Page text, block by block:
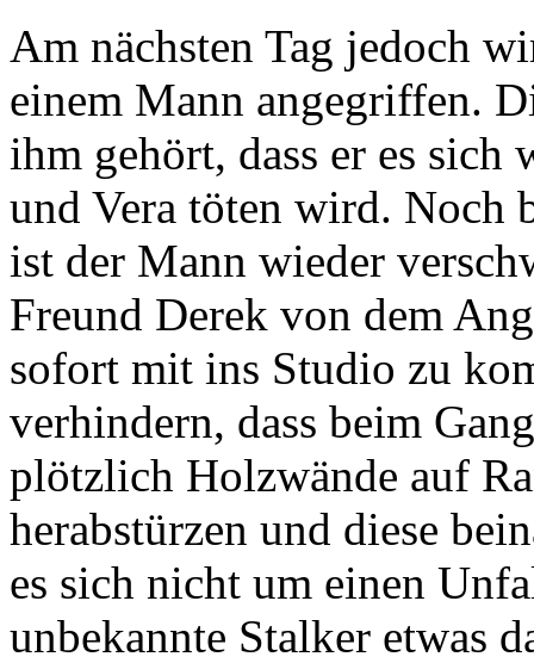
Am nächsten Tag jedoch
einem Mann angegriffen.
ihm gehört, dass er es
und Vera töten wird. Noch
ist der Mann wieder
Freund Derek von dem
sofort mit ins Studio zu
verhindern, dass beim
plötzlich Holzwände auf
herabstürzen und diese
es sich nicht um einen
unbekannte Stalker etwas